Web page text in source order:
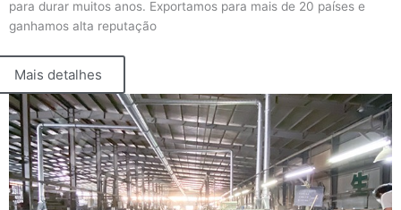
para durar muitos anos. Exportamos para mais de 20 países e
ganhamos alta reputação
Mais detalhes